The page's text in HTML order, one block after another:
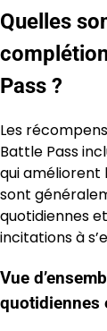
Quelles
Pass ?
Les
Battle Pass
qui améliorent
sont
quotidiennes
incitations à
Vue
quotidiennes